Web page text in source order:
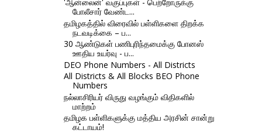
போலீசார் வேண்ட...
தமிழகத்தில் விரைவில் பள்ளிகளை திறக்க
நடவடிக்கை – ப...
30 ஆண்டுகள் பணிபுரிந்தமைக்கு போனஸ்
ஊதிய உயர்வு - ப...
DEO Phone Numbers - All Districts
All Districts & All Blocks BEO Phone
Numbers
நல்லாசிரியர் விருது வழங்கும் விதிகளில்
மாற்றம்
தமிழக பள்ளிகளுக்கு மத்திய அரசின் சான்று
கட்டாயம்!